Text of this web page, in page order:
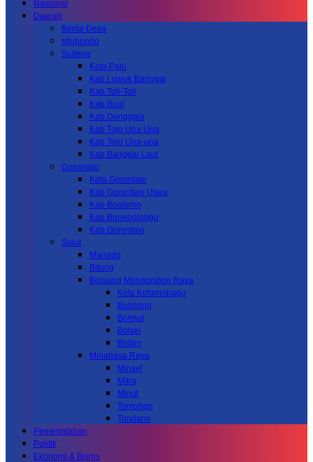
Nasional
Daerah
Berita Desa
situbondo
Sulteng
Kota Palu
Kab.Luwuk Banggai
Kab.Toli-Toli
Kab.Buol
Kab.Donggala
Kab Tojo Una Una
Kab.Tojo Una-una
Kab.Banggai Laut
Gorontalo
Kota Gorontalo
Kab Gorontalo Utara
Kab Boalemo
Kab.Bonebolango
Kab.Gorontalo
Sulut
Manado
Bitung
Bolaang Mongondow Raya
Kota Kotamobagu
Bolmong
Bolmut
Bolsel
Boltim
Minahasa Raya
Minsel
Mitra
Minut
Tomohon
Tondano
Pemerintahan
Politik
Ekonomi & Bisnis